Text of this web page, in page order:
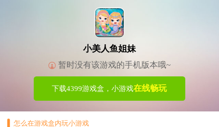
小美人鱼姐妹
暂时没有该游戏的手机版本哦~
下载4399游戏盒，小游戏在线畅玩
怎么在游戏盒内玩小游戏